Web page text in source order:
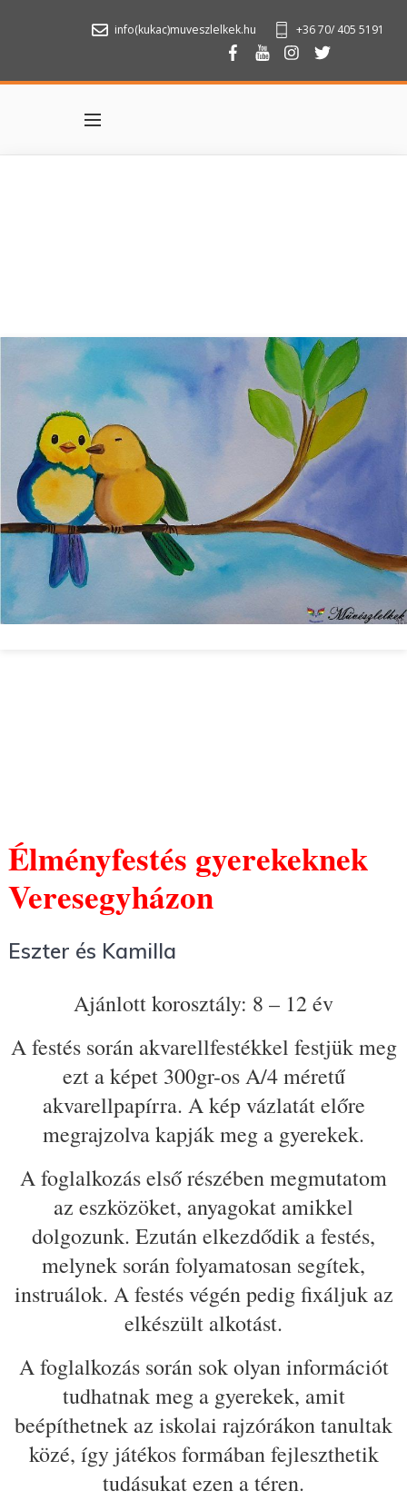
info(kukac)muveszlelkek.hu +36 70/ 405 5191
Menu
Élményfestés gyerekeknek
Veresegyházon
Eszter és Kamilla
Ajánlott korosztály: 8 – 12 év
A festés során akvarellfestékkel festjük meg
ezt a képet 300gr-os A/4 méretű
akvarellpapírra. A kép vázlatát előre
megrajzolva kapják meg a gyerekek.
A foglalkozás első részében megmutatom
az eszközöket, anyagokat amikkel
dolgozunk. Ezután elkezdődik a festés,
melynek során folyamatosan segítek,
instruálok. A festés végén pedig fixáljuk az
elkészült alkotást.
A foglalkozás során sok olyan információt
tudhatnak meg a gyerekek, amit
beépíthetnek az iskolai rajzórákon tanultak
közé, így játékos formában fejleszthetik
tudásukat ezen a téren.